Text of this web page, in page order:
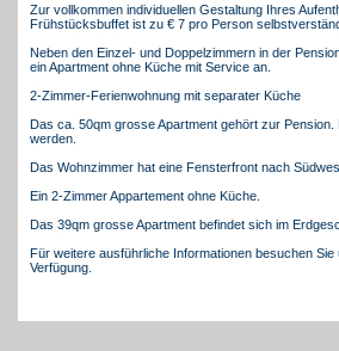
Zur vollkommen individuellen Gestaltung Ihres
Frühstücksbuffet ist zu € 7 pro Person
Neben den Einzel- und Doppelzimmern in der
ein Apartment ohne Küche mit Service an.
2-Zimmer-Ferienwohnung mit separater Küche
Das ca. 50qm grosse Apartment gehört zur
werden.
Das Wohnzimmer hat eine Fensterfront nach
Ein 2-Zimmer Appartement ohne Küche.
Das 39qm grosse Apartment befindet sich im
Für weitere ausführliche Informationen besuchen
Verfügung.